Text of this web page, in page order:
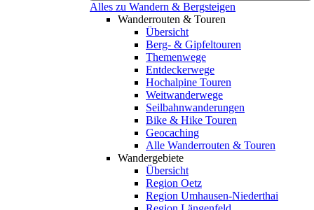
Alles zu Wandern & Bergsteigen
Wanderrouten & Touren
Übersicht
Berg- & Gipfeltouren
Themenwege
Entdeckerwege
Hochalpine Touren
Weitwanderwege
Seilbahnwanderungen
Bike & Hike Touren
Geocaching
Alle Wanderrouten & Touren
Wandergebiete
Übersicht
Region Oetz
Region Umhausen-Niederthai